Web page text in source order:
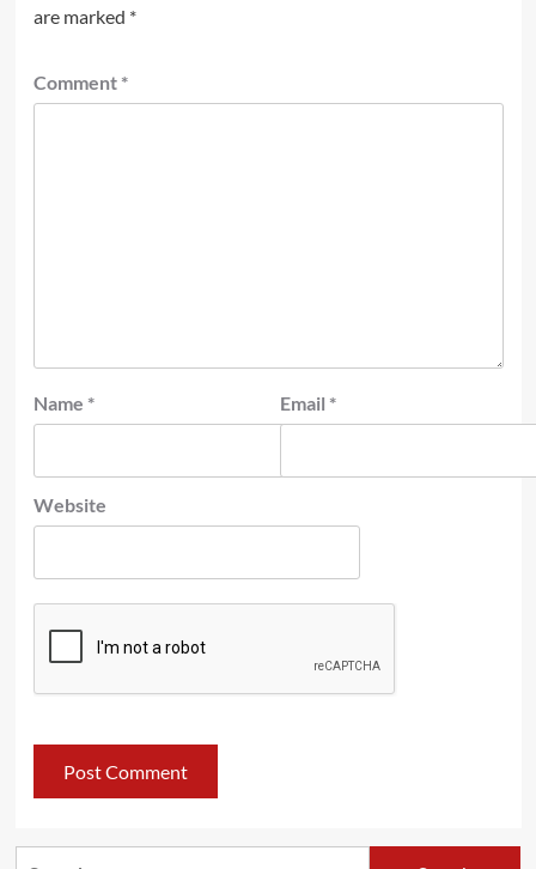
are marked *
Comment *
Name * Email *
Website